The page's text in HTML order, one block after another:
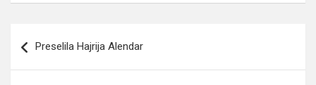
članaka
Preselila Hajrija Alendar